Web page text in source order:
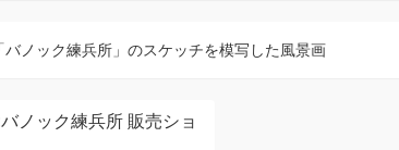
バノック練兵所」のスケッチを模写した風景画
ノック練兵所 販売ショ